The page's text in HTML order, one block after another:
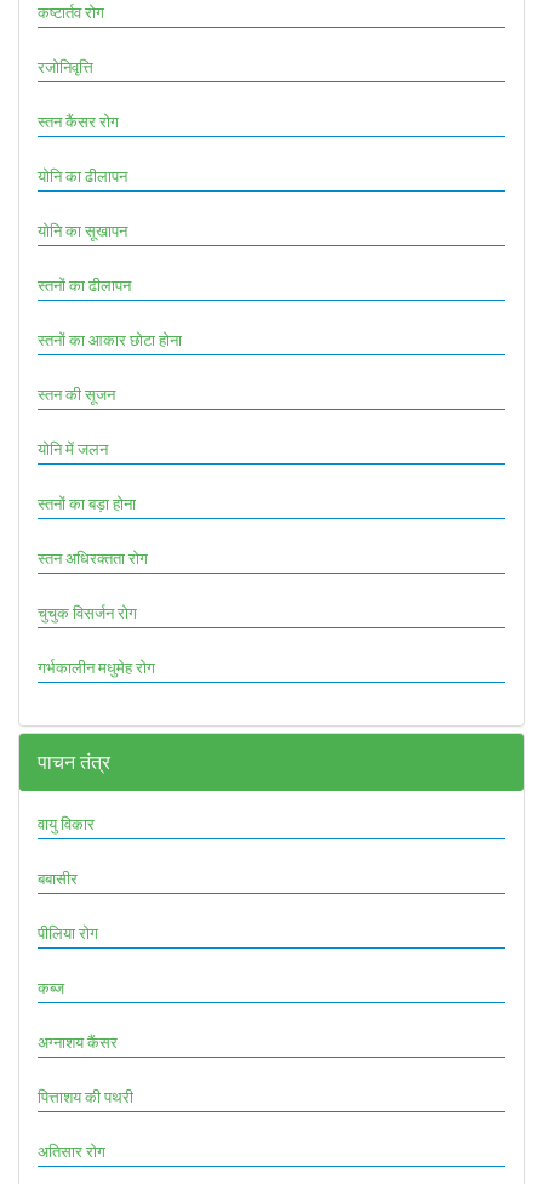
कष्टार्तव रोग
रजोनिवृत्ति
स्तन कैंसर रोग
योनि का ढीलापन
योनि का सूखापन
स्तनों का ढीलापन
स्तनों का आकार छोटा होना
स्तन की सूजन
योनि में जलन
स्तनों का बड़ा होना
स्तन अधिरक्तता रोग
चुचुक विसर्जन रोग
गर्भकालीन मधुमेह रोग
पाचन तंत्र
वायु विकार
बबासीर
पीलिया रोग
कब्ज
अग्नाशय कैंसर
पित्ताशय की पथरी
अतिसार रोग